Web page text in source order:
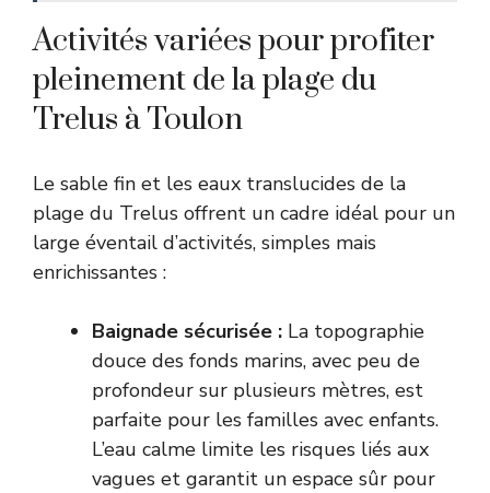
Activités variées pour profiter
pleinement de la plage du
Trelus à Toulon
Le sable fin et les eaux translucides de la
plage du Trelus offrent un cadre idéal pour un
large éventail d’activités, simples mais
enrichissantes :
Baignade sécurisée : La topographie
douce des fonds marins, avec peu de
profondeur sur plusieurs mètres, est
parfaite pour les familles avec enfants.
L’eau calme limite les risques liés aux
vagues et garantit un espace sûr pour